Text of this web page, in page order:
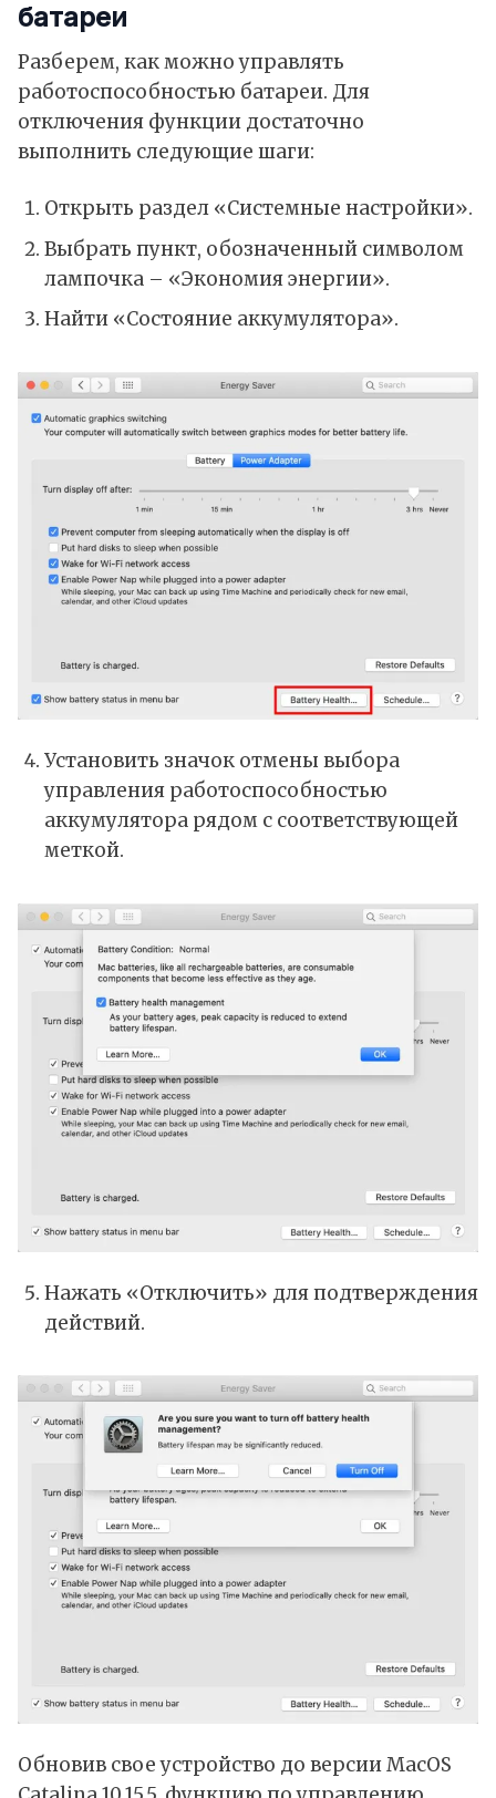
батареи
Разберем, как можно управлять
работоспособностью батареи. Для
отключения функции достаточно
выполнить следующие шаги:
Открыть раздел «Системные настройки».
Выбрать пункт, обозначенный символом
лампочка – «Экономия энергии».
Найти «Состояние аккумулятора».
Установить значок отмены выбора
управления работоспособностью
аккумулятора рядом с соответствующей
меткой.
Нажать «Отключить» для подтверждения
действий.
Обновив свое устройство до версии MacOS